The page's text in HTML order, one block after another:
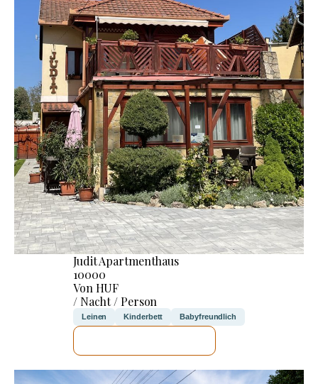
Judit Apartmenthaus
10000
Von HUF
/ Nacht / Person
Leinen Kinderbett Babyfreundlich